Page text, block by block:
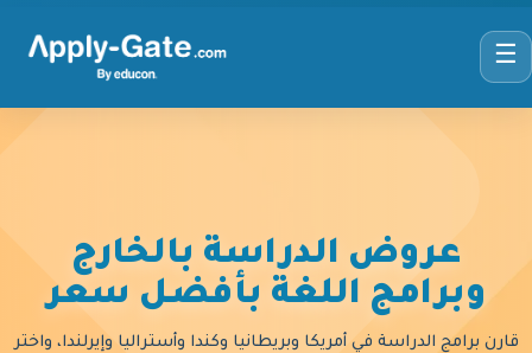
☰
عروض الدراسة بالخارج
وبرامج اللغة بأفضل سعر
قارن برامج الدراسة في أمريكا وبريطانيا وكندا وأستراليا وإيرلندا، واختر